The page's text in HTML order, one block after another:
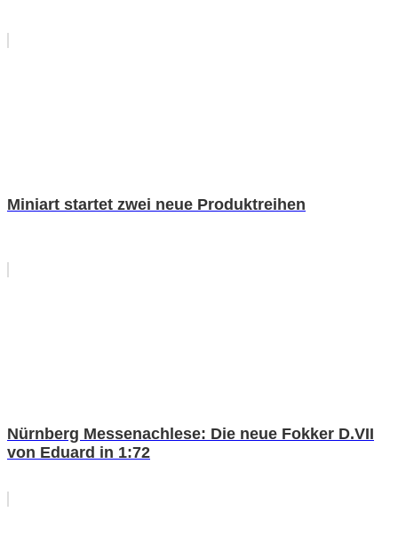
Miniart startet zwei neue Produktreihen
Nürnberg Messenachlese: Die neue Fokker D.VII
von Eduard in 1:72